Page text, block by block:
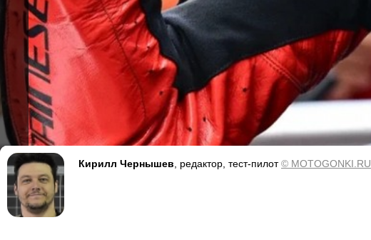
Кирилл Чернышев , редактор, тест-пилот© MOTOGONKI.RU